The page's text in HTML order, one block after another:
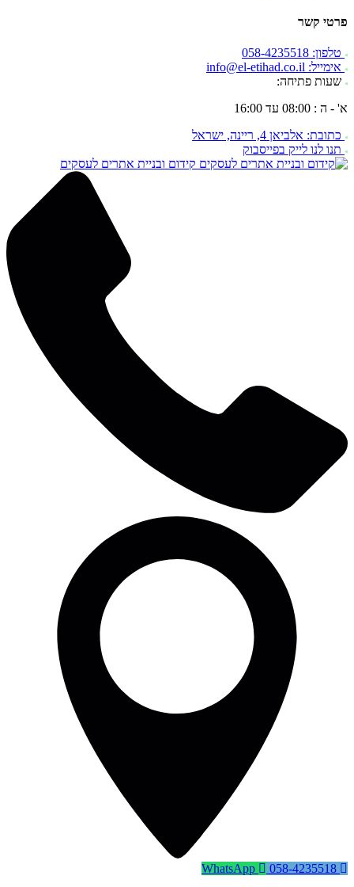
פרטי קשר
טלפון: 058-4235518
אימייל: info@el-etihad.co.il
שעות פתיחה:
א' - ה : 08:00 עד 16:00
כתובת: אלביאן 4, ריינה, ישראל
תנו לנו לייק בפייסבוק
קידום ובניית אתרים לעסקים